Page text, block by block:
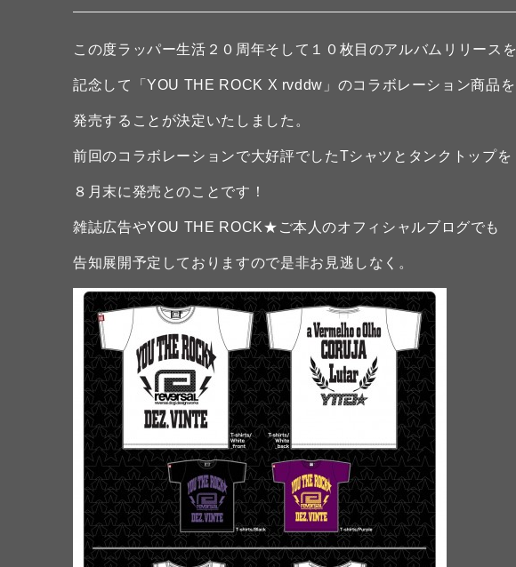
この度ラッパー生活２０周年そして１０枚目のアルバムリリースを
記念して「YOU THE ROCK X rvddw」のコラボレーション商品を
発売することが決定いたしました。
前回のコラボレーションで大好評でしたTシャツとタンクトップを
８月末に発売とのことです！
雑誌広告やYOU THE ROCK★ご本人のオフィシャルブログでも
告知展開予定しておりますので是非お見逃しなく。